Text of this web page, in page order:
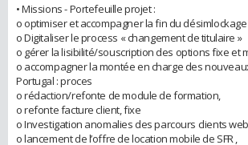
• Missions - Portefeuille projet :
o optimiser et accompagner la fin du désimlockage
o Digitaliser le process « changement de titulaire »
o gérer la lisibilité/souscription des options fixe et
o accompagner la montée en charge des
Portugal : proces
o rédaction/refonte de module de formation,
o refonte facture client, fixe
o Investigation anomalies des parcours clients
o lancement de l’offre de location mobile de SFR ,